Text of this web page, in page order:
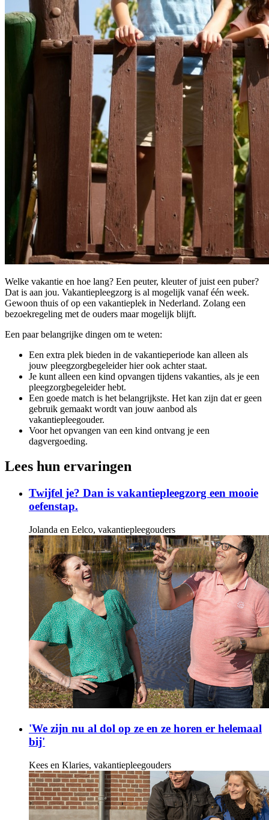
Welke vakantie en hoe lang? Een peuter, kleuter of juist een puber?
Dat is aan jou. Vakantiepleegzorg is al mogelijk vanaf één week.
Gewoon thuis of op een vakantieplek in Nederland. Zolang een
bezoekregeling met de ouders maar mogelijk blijft.
Een paar belangrijke dingen om te weten:
Een extra plek bieden in de vakantieperiode kan alleen als
jouw pleegzorgbegeleider hier ook achter staat.
Je kunt alleen een kind opvangen tijdens vakanties, als je een
pleegzorgbegeleider hebt.
Een goede match is het belangrijkste. Het kan zijn dat er geen
gebruik gemaakt wordt van jouw aanbod als
vakantiepleegouder.
Voor het opvangen van een kind ontvang je een
dagvergoeding.
Lees hun ervaringen
Twijfel je? Dan is vakantiepleegzorg een mooie
oefenstap.
Jolanda en Eelco, vakantiepleegouders
'We zijn nu al dol op ze en ze horen er helemaal
bij'
Kees en Klaries, vakantiepleegouders